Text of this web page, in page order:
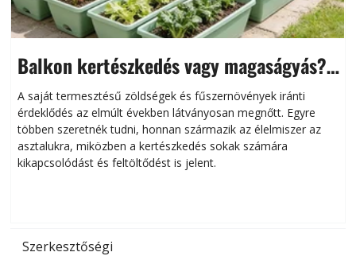
Balkon kertészkedés vagy magaságyás?
Helytakarékos kertészkedés
A saját termesztésű zöldségek és fűszernövények iránti
érdeklődés az elmúlt években látványosan megnőtt. Egyre
többen szeretnék tudni, honnan származik az élelmiszer az
asztalukra, miközben a kertészkedés sokak számára
kikapcsolódást és feltöltődést is jelent.
Szerkesztőségi